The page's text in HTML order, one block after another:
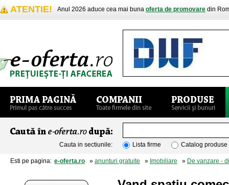
ATENTIE! Anul 2026 aduce cea mai buna oferta de promovare din
Cauta in sectiunile: Lista firme Catalog produse
Esti pe pagina: e-oferta.ro » anunturi gratuite » Imobiliare » De vanzare -